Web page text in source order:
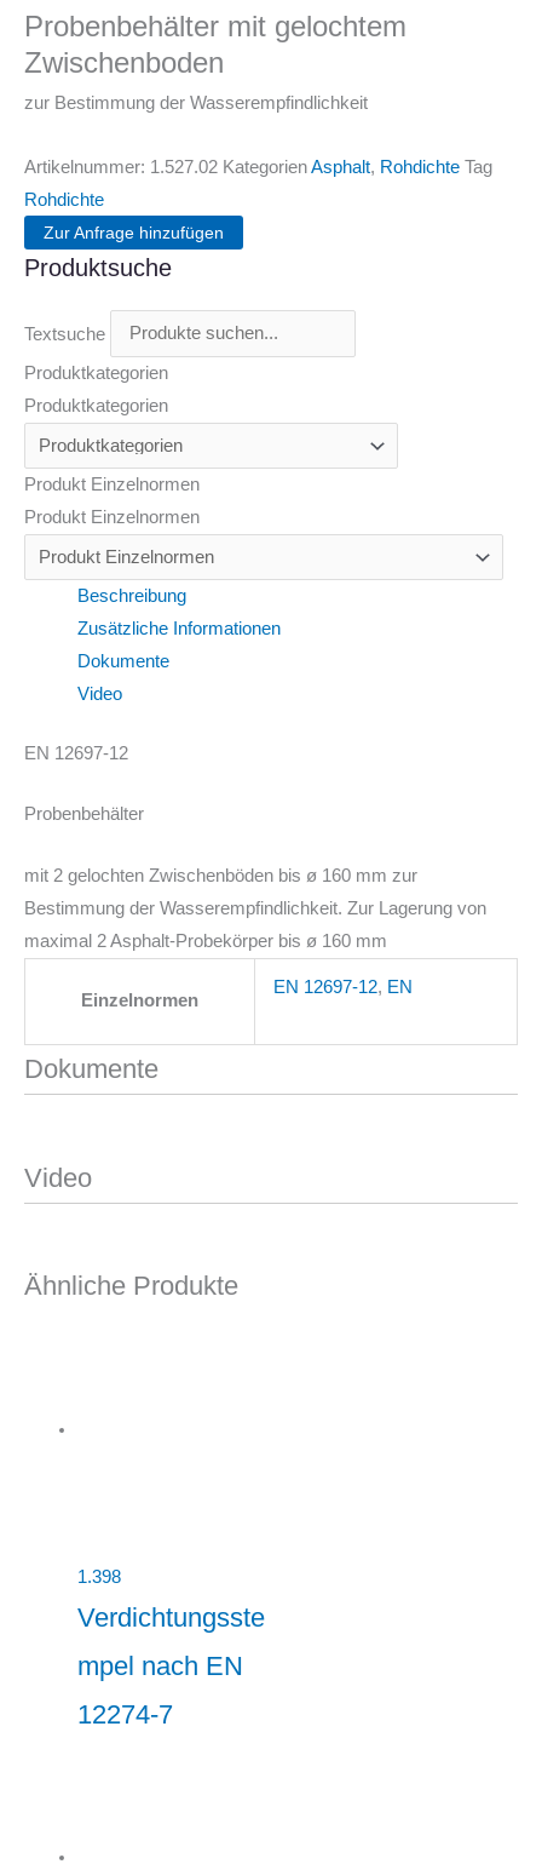
Probenbehälter mit gelochtem
Zwischenboden
zur Bestimmung der Wasserempfindlichkeit
Artikelnummer: 1.527.02 KategorienAsphalt, Rohdichte Tag
Rohdichte
Zur Anfrage hinzufügen
Produktsuche
Textsuche
Produktkategorien
Produktkategorien
Produkt Einzelnormen
Produkt Einzelnormen
Beschreibung
Zusätzliche Informationen
Dokumente
Video
EN 12697-12
Probenbehälter
mit 2 gelochten Zwischenböden bis ø 160 mm zur
Bestimmung der Wasserempfindlichkeit. Zur Lagerung von
maximal 2 Asphalt-Probekörper bis ø 160 mm
Einzelnormen
EN 12697-12, EN
Dokumente
Video
Ähnliche Produkte
1.398
Verdichtungsste
mpel nach EN
12274-7